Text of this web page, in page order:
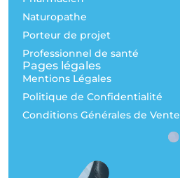
Naturopathe
Porteur de projet
Professionnel de santé
Pages légales
Mentions Légales
Politique de Confidentialité
Conditions Générales de Vente